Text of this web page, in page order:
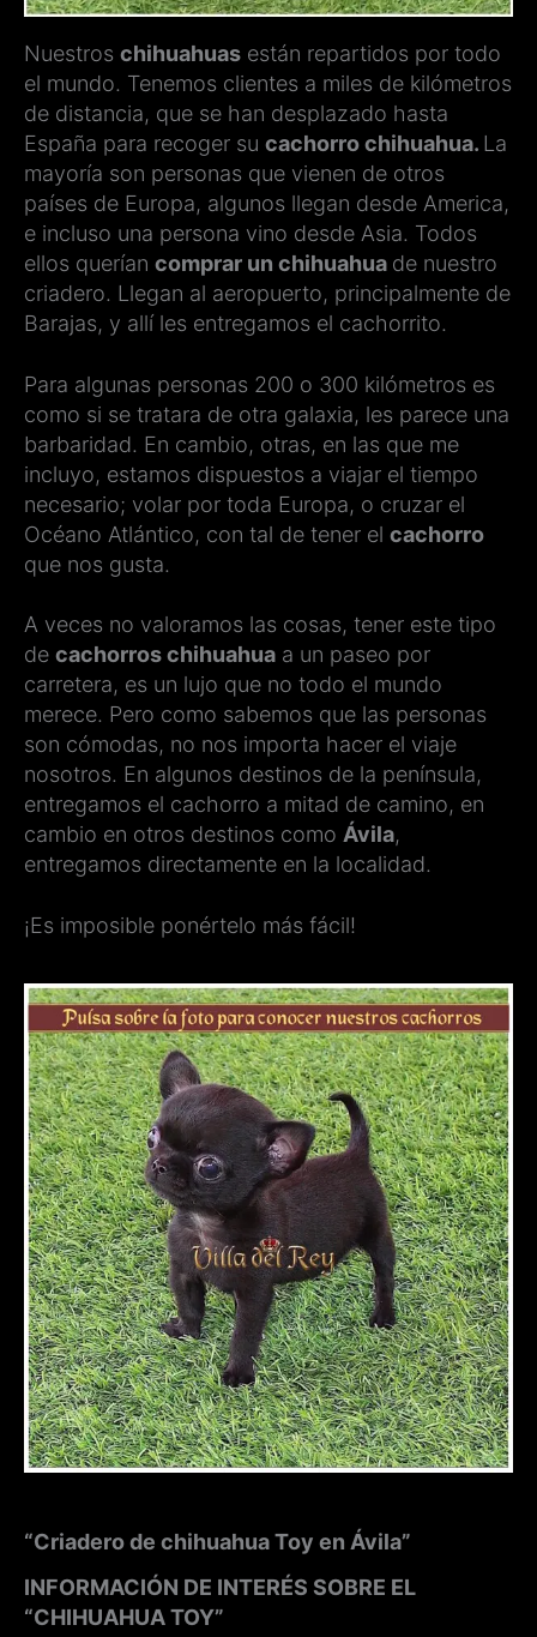
Nuestros chihuahuas están repartidos por todo
el mundo. Tenemos clientes a miles de kilómetros
de distancia, que se han desplazado hasta
España para recoger su cachorro chihuahua. La
mayoría son personas que vienen de otros
países de Europa, algunos llegan desde America,
e incluso una persona vino desde Asia. Todos
ellos querían comprar un chihuahua de nuestro
criadero. Llegan al aeropuerto, principalmente de
Barajas, y allí les entregamos el cachorrito.
Para algunas personas 200 o 300 kilómetros es
como si se tratara de otra galaxia, les parece una
barbaridad. En cambio, otras, en las que me
incluyo, estamos dispuestos a viajar el tiempo
necesario; volar por toda Europa, o cruzar el
Océano Atlántico, con tal de tener el cachorro
que nos gusta.
A veces no valoramos las cosas, tener este tipo
de cachorros chihuahua a un paseo por
carretera, es un lujo que no todo el mundo
merece. Pero como sabemos que las personas
son cómodas, no nos importa hacer el viaje
nosotros. En algunos destinos de la península,
entregamos el cachorro a mitad de camino, en
cambio en otros destinos como Ávila,
entregamos directamente en la localidad.
¡Es imposible ponértelo más fácil!
“Criadero de chihuahua Toy en Ávila”
INFORMACIÓN DE INTERÉS SOBRE EL
“CHIHUAHUA TOY”